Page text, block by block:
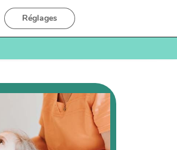
Inscription
Réglages